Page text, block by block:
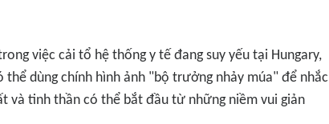
việc cải tổ hệ thống y tế đang suy yếu tại Hungary,
thể dùng chính hình ảnh "bộ trưởng nhảy múa" để nhắc
và tinh thần có thể bắt đầu từ những niềm vui giản